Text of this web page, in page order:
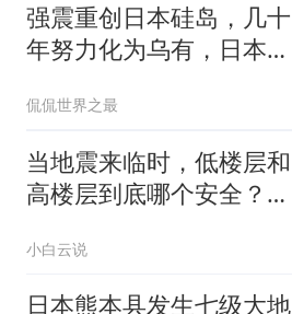
强震重创日本硅岛，几十
年努力化为乌有，日本国
侃侃世界之最
当地震来临时，低楼层和
高楼层到底哪个安全？看
小白云说
日本熊本县发生七级大地